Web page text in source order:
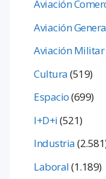
Aviación
Aviación
Aviación Militar
Cultura(519)
Espacio(699)
I+D+i(521)
Industria
Laboral(1.189)